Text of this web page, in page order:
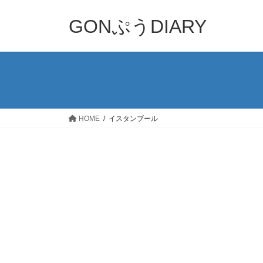
GONぷうDIARY
HOME イスタンブール